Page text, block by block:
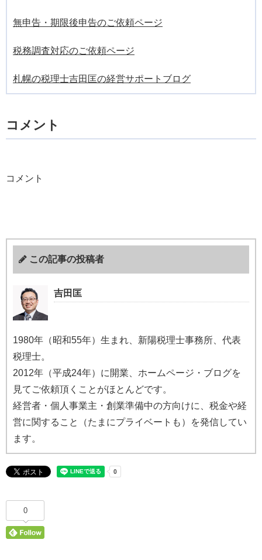
無申告・期限後申告のご依頼ページ
税務調査対応のご依頼ページ
札幌の税理士吉田匡の経営サポートブログ
コメント
コメント
この記事の投稿者
吉田匡
1980年（昭和55年）生まれ、新陽税理士事務所、代表
税理士。
2012年（平成24年）に開業、ホームページ・ブログを
見てご依頼頂くことがほとんどです。
経営者・個人事業主・創業準備中の方向けに、税金や経
営に関すること（たまにプライベートも）を発信してい
ます。
0